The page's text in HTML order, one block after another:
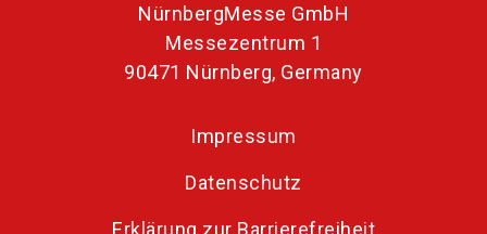
NürnbergMesse GmbH
Messezentrum 1
90471 Nürnberg, Germany
Impressum
Datenschutz
Erklärung zur Barrierefreiheit